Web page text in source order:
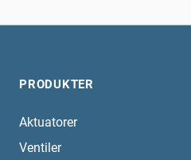
PRODUKTER
Aktuatorer
Ventiler